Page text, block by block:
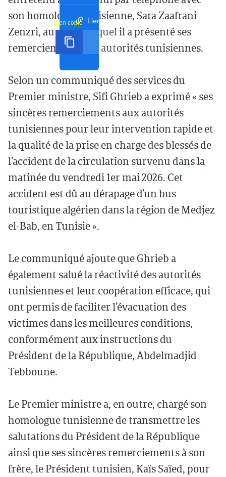
Lien court
Lien copié
son homologue tunisienne, Sara Zaafrani
Zenzri, au cours duquel il a présenté ses
remerciements aux autorités tunisiennes.
Selon un communiqué des services du
Premier ministre, Sifi Ghrieb a exprimé « ses
sincères remerciements aux autorités
tunisiennes pour leur intervention rapide et
la qualité de la prise en charge des blessés de
l’accident de la circulation survenu dans la
matinée du vendredi 1er mai 2026. Cet
accident est dû au dérapage d’un bus
touristique algérien dans la région de Medjez
el-Bab, en Tunisie ».
Le communiqué ajoute que Ghrieb a
également salué la réactivité des autorités
tunisiennes et leur coopération efficace, qui
ont permis de faciliter l’évacuation des
victimes dans les meilleures conditions,
conformément aux instructions du
Président de la République, Abdelmadjid
Tebboune.
Le Premier ministre a, en outre, chargé son
homologue tunisienne de transmettre les
salutations du Président de la République
ainsi que ses sincères remerciements à son
frère, le Président tunisien, Kaïs Saïed, pour